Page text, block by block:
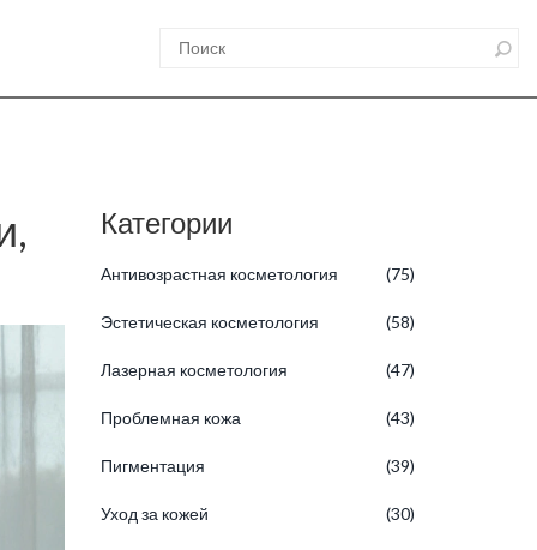
Категории
Антивозрастная косметология (75)
Эстетическая косметология (58)
Лазерная косметология (47)
Проблемная кожа (43)
Пигментация (39)
Уход за кожей (30)